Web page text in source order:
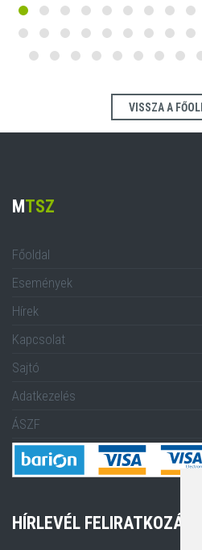
VISSZA A
M TSZ
Főoldal
Események
Hírek
Kapcsolat
Sajtó
Adatkezelés
ÁSZF
HÍRLEVÉL FELIRATKOZÁS